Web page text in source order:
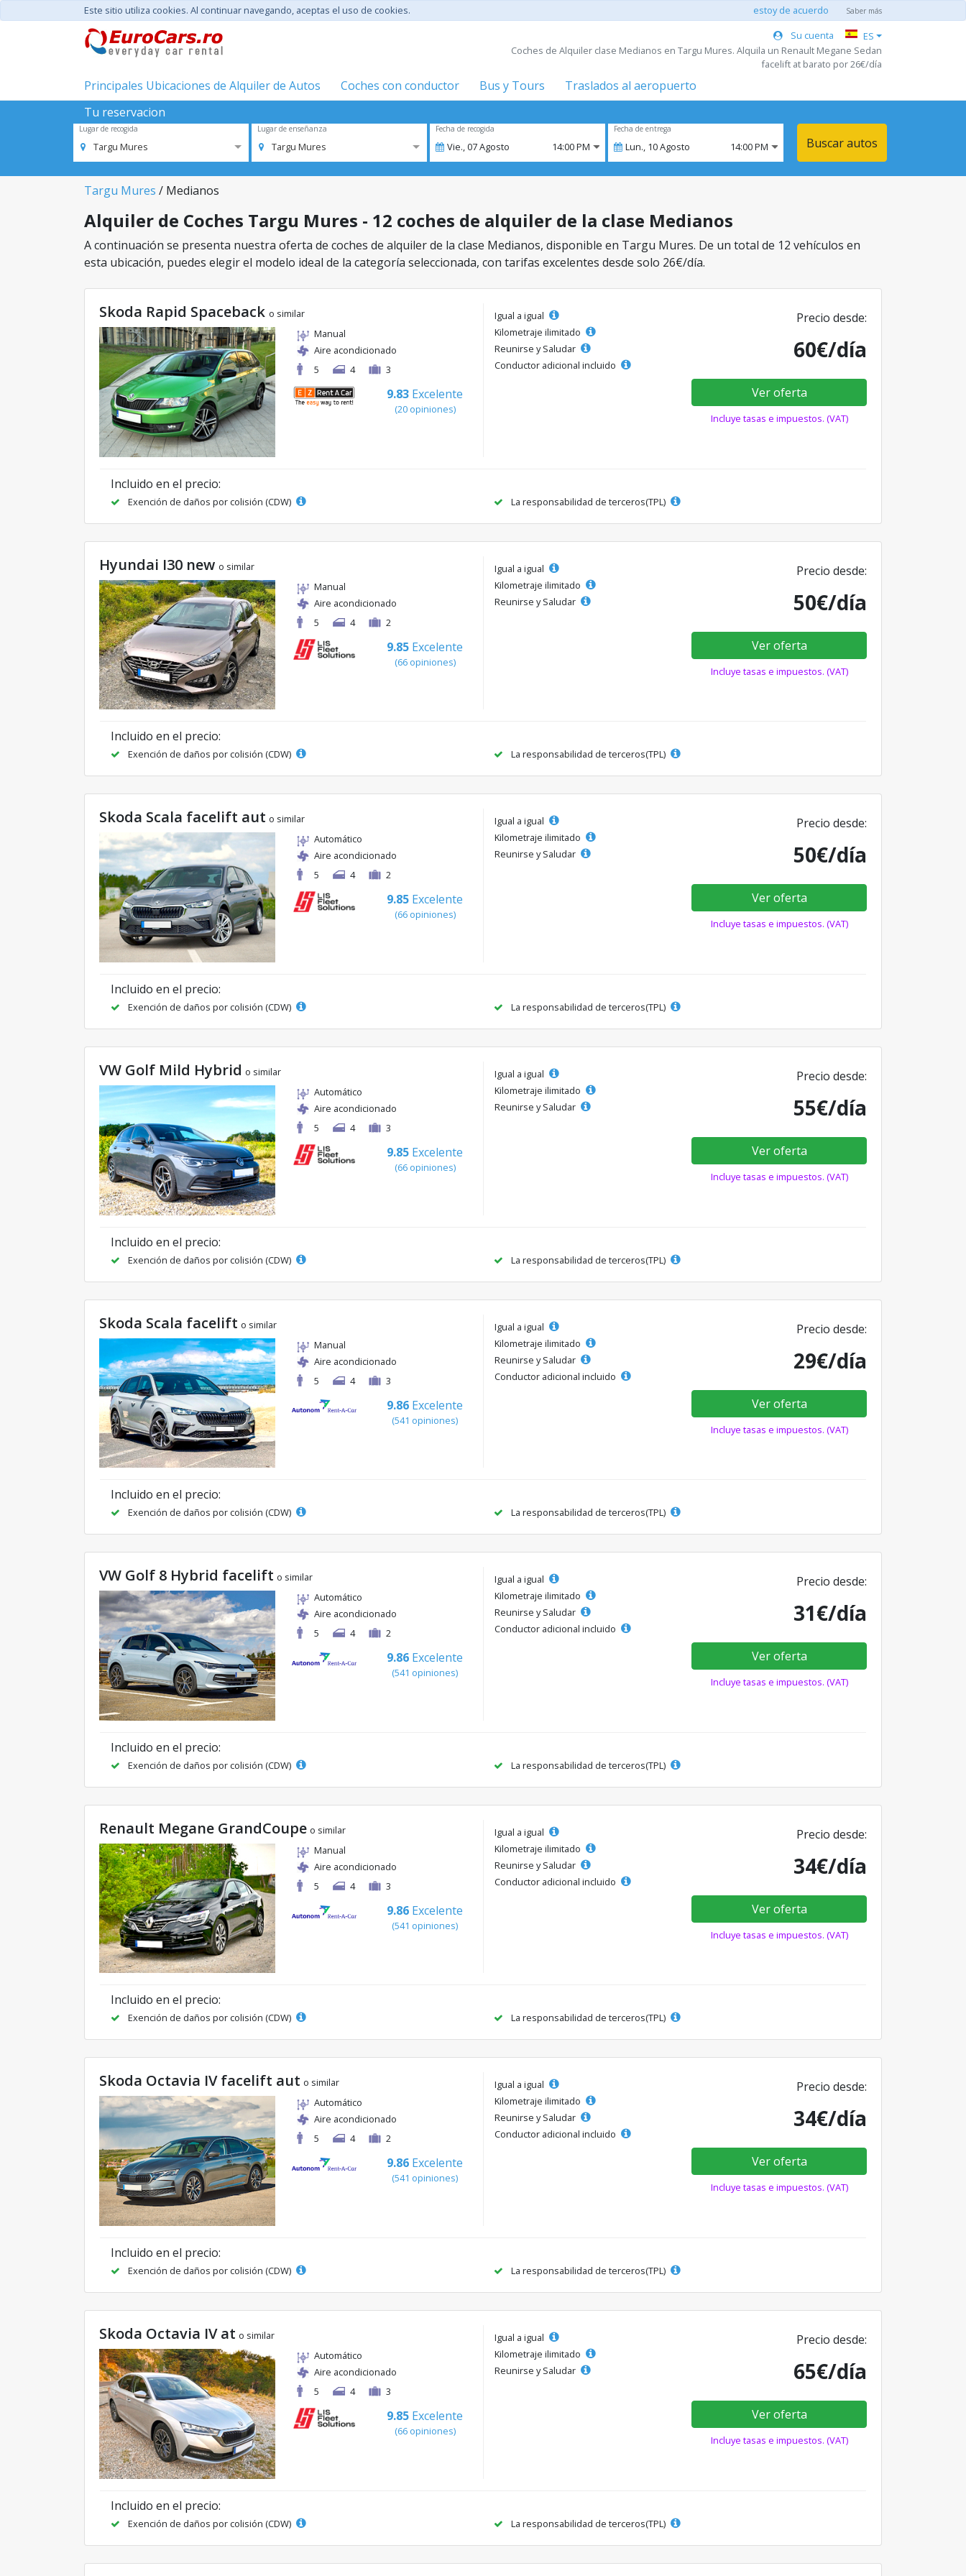
Este sitio utiliza cookies. Al continuar navegando, aceptas el uso de cookies. estoy de acuerdo Saber más
Su cuenta
ES
Coches de Alquiler clase Medianos en Targu Mures. Alquila un Renault Megane Sedan
facelift at barato por 26€/día
Principales Ubicaciones de Alquiler de Autos Coches con conductor Bus y Tours
Traslados al aeropuerto
Tu reservacion
Lugar de recogida
Targu Mures
Lugar de enseñanza
Targu Mures
Fecha de recogida
Vie.,07Agosto 14:00 PM
Fecha de entrega
Lun., 10Agosto 14:00 PM Buscar autos
Targu Mures / Medianos
Alquiler de Coches Targu Mures - 12 coches de alquiler de la clase Medianos
A continuación se presenta nuestra oferta de coches de alquiler de la clase Medianos, disponible en Targu Mures. De un total de 12 vehículos en
esta ubicación, puedes elegir el modelo ideal de la categoría seleccionada, con tarifas excelentes desde solo 26€/día.
Skoda Rapid Spaceback o similar
Manual
Aire acondicionado
5
4 3
9.83 Excelente
(20 opiniones)
Igual a igual
Kilometraje ilimitado
Reunirse y Saludar
Conductor adicional incluido
Precio desde:
60€/día
Ver oferta
Incluye tasas e impuestos. (VAT)
Incluido en el precio:
Exención de daños por colisión (CDW) La responsabilidad de terceros(TPL)
Hyundai I30 new o similar
Manual
Aire acondicionado
5
4 2
9.85 Excelente
(66 opiniones)
Igual a igual
Kilometraje ilimitado
Reunirse y Saludar
Precio desde:
50€/día
Ver oferta
Incluye tasas e impuestos. (VAT)
Incluido en el precio:
Exención de daños por colisión (CDW) La responsabilidad de terceros(TPL)
Skoda Scala facelift aut o similar
Automático
Aire acondicionado
5
4 2
9.85 Excelente
(66 opiniones)
Igual a igual
Kilometraje ilimitado
Reunirse y Saludar
Precio desde:
50€/día
Ver oferta
Incluye tasas e impuestos. (VAT)
Incluido en el precio:
Exención de daños por colisión (CDW) La responsabilidad de terceros(TPL)
VW Golf Mild Hybrid o similar
Automático
Aire acondicionado
5
4 3
9.85 Excelente
(66 opiniones)
Igual a igual
Kilometraje ilimitado
Reunirse y Saludar
Precio desde:
55€/día
Ver oferta
Incluye tasas e impuestos. (VAT)
Incluido en el precio:
Exención de daños por colisión (CDW) La responsabilidad de terceros(TPL)
Skoda Scala facelift o similar
Manual
Aire acondicionado
5
4 3
9.86 Excelente
(541 opiniones)
Igual a igual
Kilometraje ilimitado
Reunirse y Saludar
Conductor adicional incluido
Precio desde:
29€/día
Ver oferta
Incluye tasas e impuestos. (VAT)
Incluido en el precio:
Exención de daños por colisión (CDW) La responsabilidad de terceros(TPL)
VW Golf 8 Hybrid facelift o similar
Automático
Aire acondicionado
5
4 2
9.86 Excelente
(541 opiniones)
Igual a igual
Kilometraje ilimitado
Reunirse y Saludar
Conductor adicional incluido
Precio desde:
31€/día
Ver oferta
Incluye tasas e impuestos. (VAT)
Incluido en el precio:
Exención de daños por colisión (CDW) La responsabilidad de terceros(TPL)
Renault Megane GrandCoupe o similar
Manual
Aire acondicionado
5
4 3
9.86 Excelente
(541 opiniones)
Igual a igual
Kilometraje ilimitado
Reunirse y Saludar
Conductor adicional incluido
Precio desde:
34€/día
Ver oferta
Incluye tasas e impuestos. (VAT)
Incluido en el precio:
Exención de daños por colisión (CDW) La responsabilidad de terceros(TPL)
Skoda Octavia IV facelift aut o similar
Automático
Aire acondicionado
5
4 2
9.86 Excelente
(541 opiniones)
Igual a igual
Kilometraje ilimitado
Reunirse y Saludar
Conductor adicional incluido
Precio desde:
34€/día
Ver oferta
Incluye tasas e impuestos. (VAT)
Incluido en el precio:
Exención de daños por colisión (CDW) La responsabilidad de terceros(TPL)
Skoda Octavia IV at o similar
Automático
Aire acondicionado
5
4 3
9.85 Excelente
(66 opiniones)
Igual a igual
Kilometraje ilimitado
Reunirse y Saludar
Precio desde:
65€/día
Ver oferta
Incluye tasas e impuestos. (VAT)
Incluido en el precio:
Exención de daños por colisión (CDW) La responsabilidad de terceros(TPL)